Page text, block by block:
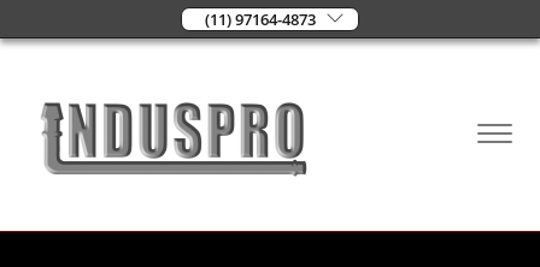
(11) 97164-4873